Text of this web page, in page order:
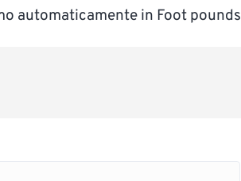
automaticamente in Foot pounds